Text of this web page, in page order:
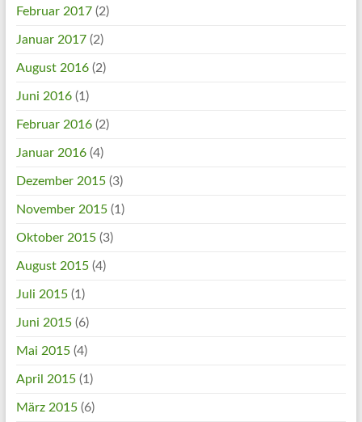
Februar 2017(2)
Januar 2017(2)
August 2016(2)
Juni 2016(1)
Februar 2016(2)
Januar 2016(4)
Dezember 2015(3)
November 2015(1)
Oktober 2015(3)
August 2015(4)
Juli 2015(1)
Juni 2015(6)
Mai 2015(4)
April 2015(1)
März 2015(6)